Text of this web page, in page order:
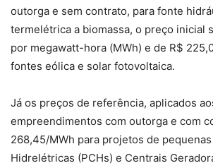
outorga e sem contrato, para fonte
termelétrica a biomassa, o preço inicial
por megawatt-hora (MWh) e de R$
fontes eólica e solar fotovoltaica.
Já os preços de referência, aplicados
empreendimentos com outorga e com
268,45/MWh para projetos de
Hidrelétricas (PCHs) e Centrais